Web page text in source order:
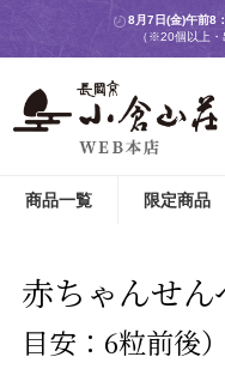
8月7日(金)午前8
（※20個以上・
商品一覧 限定商品
赤ちゃんせ
目安：6粒前後）